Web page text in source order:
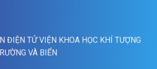
ĐIỆN TỬ VIỆN KHOA HỌC KHÍ TƯỢNG
VÀ BIỂN